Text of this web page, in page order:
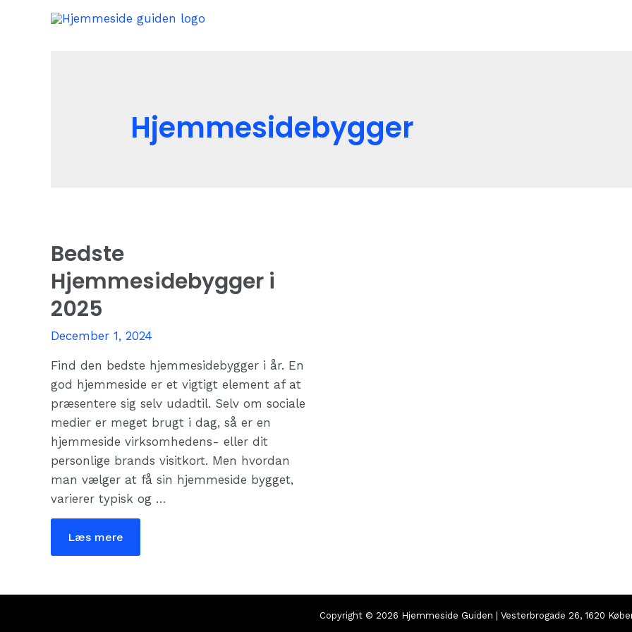
Hjemmesidebygger
Bedste
Hjemmesidebygger i
2025
December 1, 2024
Find den bedste hjemmesidebygger i år. En
god hjemmeside er et vigtigt element af at
præsentere sig selv udadtil. Selv om sociale
medier er meget brugt i dag, så er en
hjemmeside virksomhedens- eller dit
personlige brands visitkort. Men hvordan
man vælger at få sin hjemmeside bygget,
varierer typisk og …
Bedste
Hjemmesidebygger
i
Læs mere
Copyright © 2026 Hjemmeside Guiden | Vesterbrogade 26, 1620